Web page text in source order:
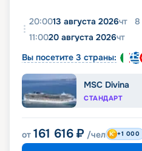
20:0013 августа 2026чт 8
11:0020 августа 2026чт
Вы посетите 3 страны:
MSC Divina
СТАНДАРТ
от 161 616 ₽ /чел +1 000